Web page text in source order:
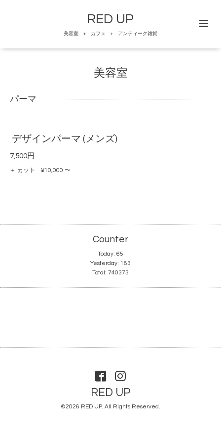
RED UP
美容室 + カフェ + アンティーク雑貨
美容室
パーマ
デザインパーマ (メンズ)
7,500円
＋ カット ¥10,000 〜
Counter
Today: 65
Yesterday: 183
Total: 740373
RED UP
©2026 RED UP. All Rights Reserved.